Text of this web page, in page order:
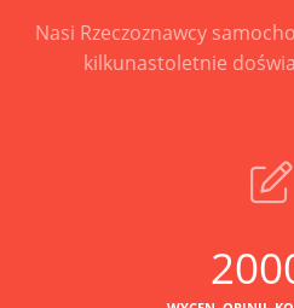
Nasi Rzeczoznawcy
kilkunastoletnie